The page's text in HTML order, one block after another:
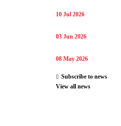
10 Jul 2026
03 Jun 2026
08 May 2026
Subscribe to news
View all news